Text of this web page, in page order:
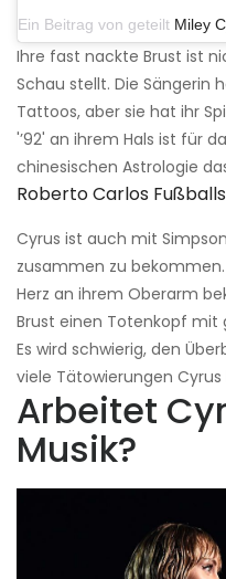
Ein Beitrag von geteilt Miley
Ihre fast nackte Brust ist
Schau stellt. Die Sängerin
Tattoos, aber sie hat ihr
'’92' an ihrem Hals ist für
chinesischen Astrologie
Roberto Carlos
Cyrus ist auch mit
zusammen zu
Herz an ihrem Oberarm
Brust einen Totenkopf mit
Es wird schwierig, den
viele Tätowierungen
Arbeitet
Musik?